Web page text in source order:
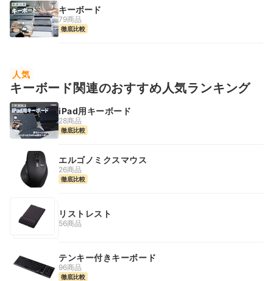
キーボード
79商品
徹底比較
人気
キーボード関連のおすすめ人気ランキング
iPad用キーボード
28商品
徹底比較
エルゴノミクスマウス
26商品
徹底比較
リストレスト
56商品
テンキー付きキーボード
96商品
徹底比較